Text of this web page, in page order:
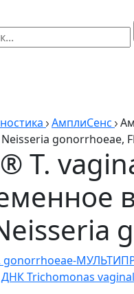
АмплиСенс
gonorrhoeae,
T.